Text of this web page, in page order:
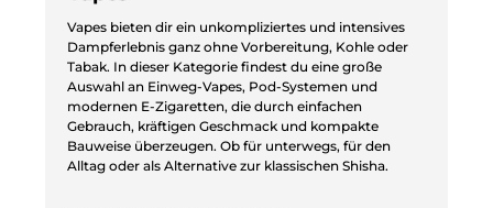
Vapes bieten dir ein unkompliziertes und intensives
Dampferlebnis ganz ohne Vorbereitung, Kohle oder
Tabak. In dieser Kategorie findest du eine große
Auswahl an Einweg-Vapes, Pod-Systemen und
modernen E-Zigaretten, die durch einfachen
Gebrauch, kräftigen Geschmack und kompakte
Bauweise überzeugen. Ob für unterwegs, für den
Alltag oder als Alternative zur klassischen Shisha.